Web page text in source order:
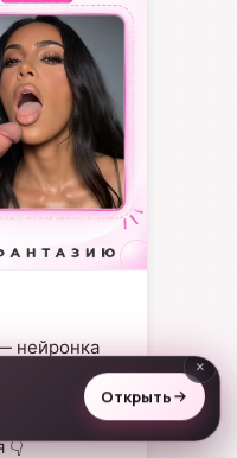
нейронка
для твоих
«Старт» и
👇
×
Открыть